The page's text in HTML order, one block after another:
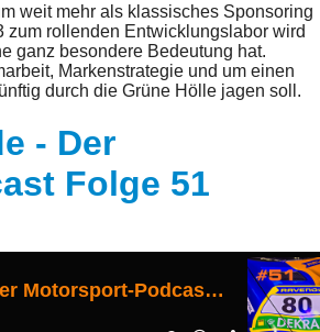
weit mehr als klassisches Sponsoring
zum rollenden Entwicklungslabor wird
ganz besondere Bedeutung hat.
Markenstrategie und um einen
durch die Grüne Hölle jagen soll.
- Der
Folge 51
Einführungsrunde - Der Motorsport-Podcast Folge 51